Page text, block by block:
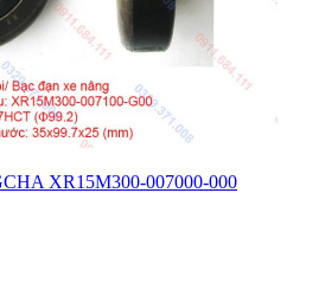
XR15M300-007000-000